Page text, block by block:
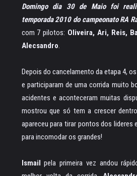
Domingo dia 30 de Maio foi
temporada 2010 do campeonato RA
com 7 pilotos: Oliveira,Ari, Reis,
Alecsandro.
Depois do cancelamento da etapa 4,
e participaram de uma corrida muito
acidentes e aconteceram muitas
mostrou que só tem a crescer
apareceu para tirar pontos dos lideres
para incomodar os grandes!
Ismail pela primeira vez andou